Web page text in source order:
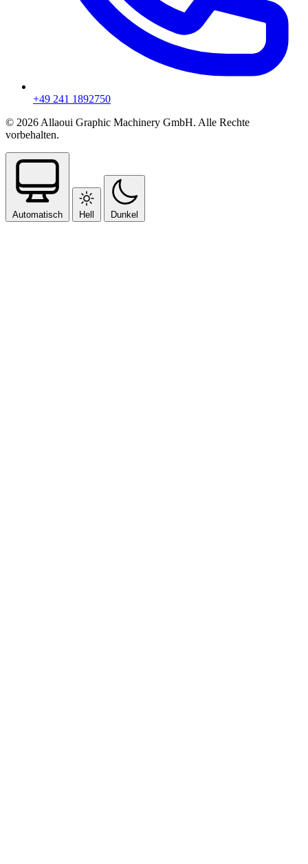
+49 241 1892750
© 2026 Allaoui Graphic Machinery GmbH. Alle Rechte
vorbehalten.
Automatisch Hell Dunkel